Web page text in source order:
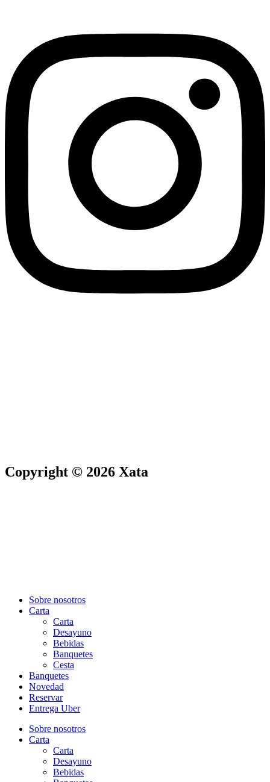
Copyright © 2026 Xata
Sobre nosotros
Carta
Carta
Desayuno
Bebidas
Banquetes
Cesta
Banquetes
Novedad
Reservar
Entrega Uber
Sobre nosotros
Carta
Carta
Desayuno
Bebidas